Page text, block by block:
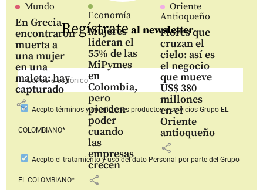
Mundo
En Grecia
encontraron
muerta a
una mujer
en una
maleta: hay
capturado
share
Economía
Mujeres
lideran el
55% de las
MiPymes
en
Colombia,
pero
pierden
poder
cuando
las
empresas
crecen
share
Oriente
Antioqueño
Flores que
cruzan el
cielo: así es
el negocio
que mueve
US$ 380
millones
en el
Oriente
antioqueño
share
Regístrate al newsletter
Aceptotérminos y condiciones productos y serviciosGrupo EL
COLOMBIANO*
Acepto el tratamiento y uso del dato Personal por parte del Grupo
EL COLOMBIANO*